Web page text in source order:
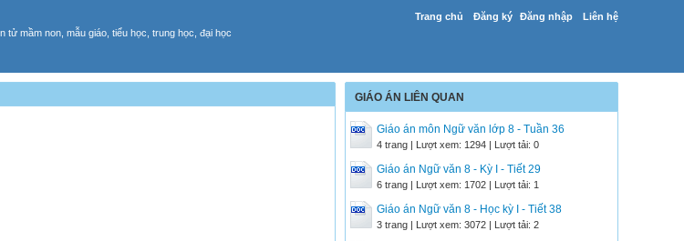
Trang chủ Đăng ký Đăng nhập Liên hệ
tử mầm non, mẫu giáo, tiểu học, trung học, đại học
GIÁO ÁN LIÊN QUAN
Giáo án môn Ngữ văn lớp 8 - Tuần 36
4 trang | Lượt xem: 1294 | Lượt tải: 0
Giáo án Ngữ văn 8 - Kỳ I - Tiết 29
6 trang | Lượt xem: 1702 | Lượt tải: 1
Giáo án Ngữ văn 8 - Học kỳ I - Tiết 38
3 trang | Lượt xem: 3072 | Lượt tải: 2